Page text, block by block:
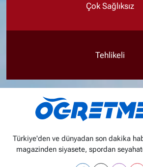
Çok Sağlıksız
Tehlikeli
Türkiye'den ve dünyadan son dakika
magazinden siyasete, spordan